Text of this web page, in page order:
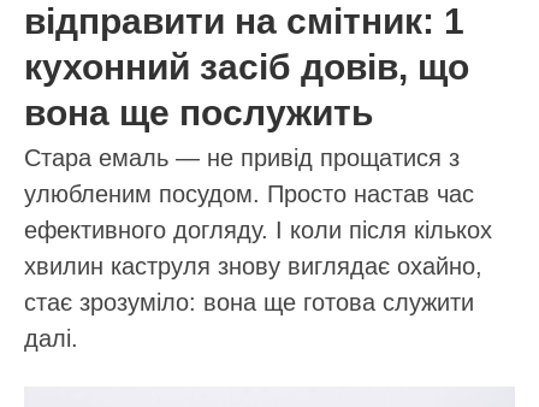
відправити на смітник: 1
кухонний засіб довів, що
вона ще послужить
Стара емаль — не привід прощатися з
улюбленим посудом. Просто настав час
ефективного догляду. І коли після кількох
хвилин каструля знову виглядає охайно,
стає зрозуміло: вона ще готова служити
далі.